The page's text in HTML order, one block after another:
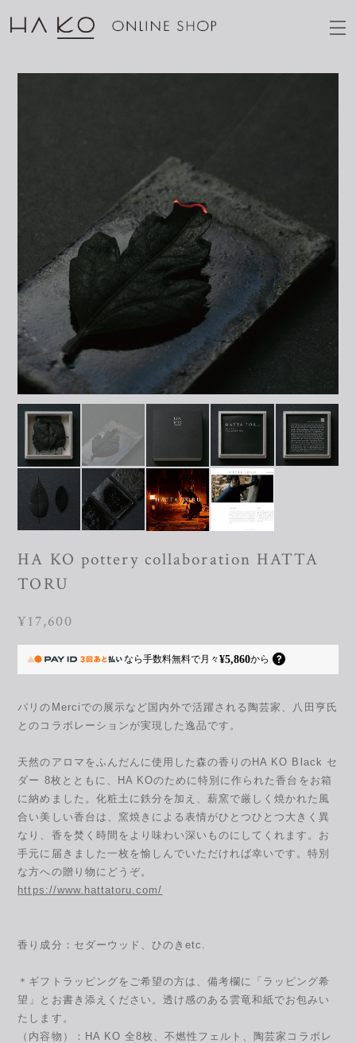
HA KO pottery collaboration HATTA
TORU
¥17,600
なら手数料無料で月々¥5,860から
パリのMerciでの展示など国内外で活躍される陶芸家、八田亨氏
とのコラボレーションが実現した逸品です。
天然のアロマをふんだんに使用した森の香りのHA KO Black セ
ダー 8枚とともに、HA KOのために特別に作られた香台をお箱
に納めました。化粧土に鉄分を加え、薪窯で厳しく焼かれた風
合い美しい香台は、窯焼きによる表情がひとつひとつ大きく異
なり、香を焚く時間をより味わい深いものにしてくれます。お
手元に届きました一枚を愉しんでいただければ幸いです。特別
な方への贈り物にどうぞ。
https://www.hattatoru.com/
香り成分：セダーウッド、ひのきetc.
＊ギフトラッピングをご希望の方は、備考欄に「ラッピング希
望」とお書き添えください。透け感のある雲竜和紙でお包みい
たします。
（内容物）：HA KO 全8枚、不燃性フェルト、陶芸家コラボレ